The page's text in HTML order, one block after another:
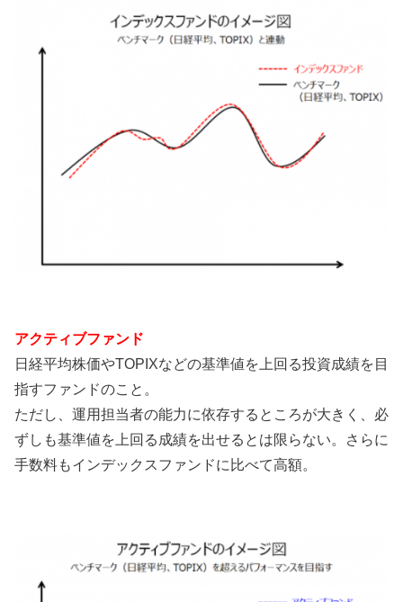
アクティブファンド
日経平均株価やTOPIXなどの基準値を上回る投資成績を目
指すファンドのこと。
ただし、運用担当者の能力に依存するところが大きく、必
ずしも基準値を上回る成績を出せるとは限らない。さらに
手数料もインデックスファンドに比べて高額。